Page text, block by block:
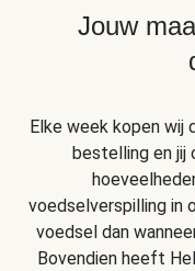
Jouw
Elke week kopen wij
bestelling en jij
voedselverspilling in
voedsel dan
Bovendien heeft